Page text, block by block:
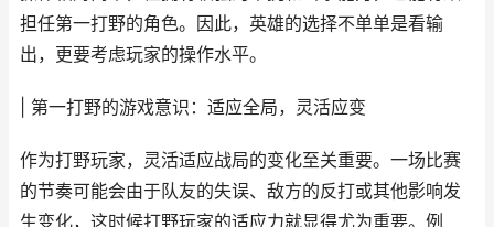
担任第一打野的角色。因此，英雄的选择不单单是看输
出，更要考虑玩家的操作水平。
| 第一打野的游戏意识：适应全局，灵活应变
作为打野玩家，灵活适应战局的变化至关重要。一场比赛
的节奏可能会由于队友的失误、敌方的反打或其他影响发
生变化，这时候打野玩家的适应力就显得尤为重要。例